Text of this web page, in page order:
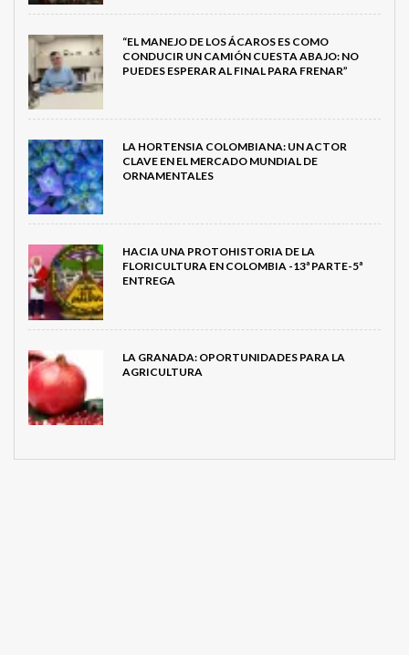
“EL MANEJO DE LOS ÁCAROS ES COMO
CONDUCIR UN CAMIÓN CUESTA ABAJO: NO
PUEDES ESPERAR AL FINAL PARA FRENAR”
LA HORTENSIA COLOMBIANA: UN ACTOR
CLAVE EN EL MERCADO MUNDIAL DE
ORNAMENTALES
HACIA UNA PROTOHISTORIA DE LA
FLORICULTURA EN COLOMBIA -13ª PARTE-5ª
ENTREGA
LA GRANADA: OPORTUNIDADES PARA LA
AGRICULTURA